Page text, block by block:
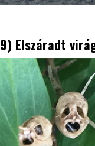
9) Elszáradt